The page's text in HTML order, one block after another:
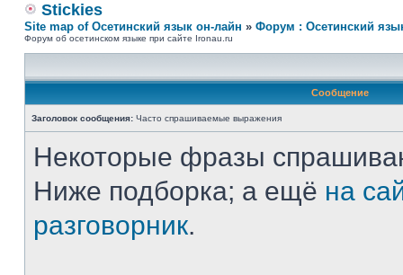
Stickies
Site map of Осетинский язык он-лайн » Форум : Осетинский
Форум об осетинском языке при сайте Ironau.ru
Сообщение
Заголовок сообщения: Часто спрашиваемые выражения
Некоторые фразы
Ниже подборка; а ещё на
разговорник.